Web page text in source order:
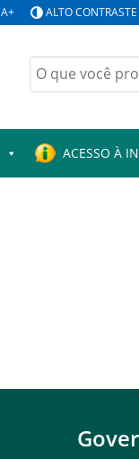
A+ ALTO CONTRASTE
Buscar
por:
ACESSO À